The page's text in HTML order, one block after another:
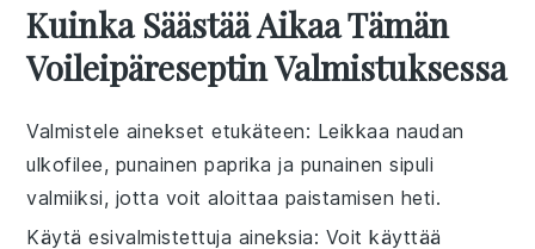
Kuinka Säästää Aikaa Tämän
Voileipäreseptin Valmistuksessa
Valmistele ainekset etukäteen: Leikkaa naudan
ulkofilee, punainen paprika ja punainen sipuli
valmiiksi, jotta voit aloittaa paistamisen heti.
Käytä esivalmistettuja aineksia: Voit käyttää